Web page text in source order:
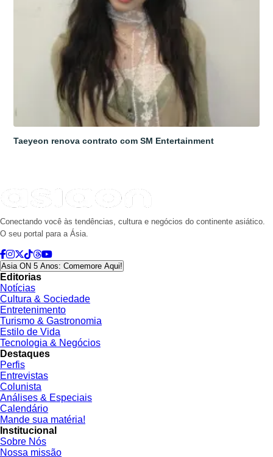
Taeyeon renova contrato com SM Entertainment
Conectando você às tendências, cultura e negócios do continente asiático.
O seu portal para a Ásia.
Asia ON 5 Anos: Comemore Aqui!
Editorias
Notícias
Cultura & Sociedade
Entretenimento
Turismo & Gastronomia
Estilo de Vida
Tecnologia & Negócios
Destaques
Perfis
Entrevistas
Colunista
Análises & Especiais
Calendário
Mande sua matéria!
Institucional
Sobre Nós
Nossa missão